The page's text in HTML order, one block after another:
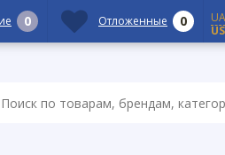
0 Отложенные 0